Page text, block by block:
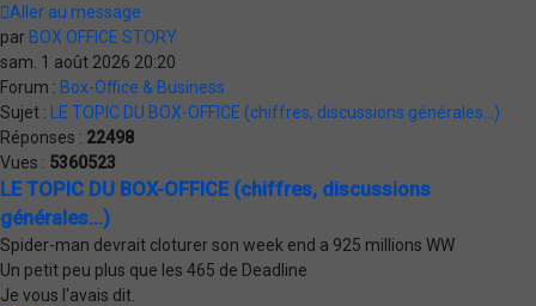
Aller au message
par BOX OFFICE STORY
sam. 1 août 2026 20:20
Forum : Box-Office & Business
Sujet :
LE TOPIC DU BOX-OFFICE (chiffres, discussions générales...)
Réponses : 22498
Vues : 5360523
LE TOPIC DU BOX-OFFICE (chiffres, discussions
générales...)
Spider-man devrait cloturer son week end a 925 millions WW
Un petit peu plus que les 465 de Deadline
Je vous l'avais dit.